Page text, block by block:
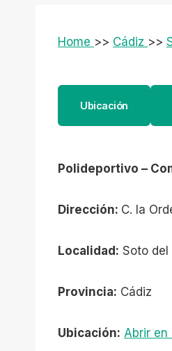
Home >> Cádiz >>
Ubicación
Polideportivo –
Dirección: C. la
Localidad: Soto del
Provincia: Cádiz
Ubicación: Abrir en